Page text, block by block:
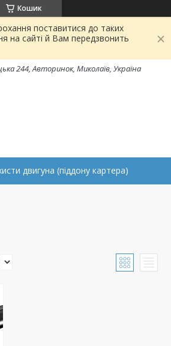
Кошик
поставитися до таких
на сайті й Вам передзвонить
244, Авторинок, Миколаїв, Україна
двигуна (піддону картера)